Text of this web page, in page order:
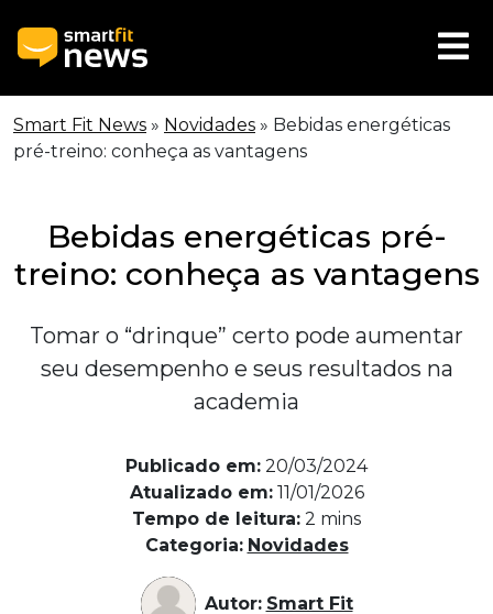
Smart Fit News » Novidades » Bebidas energéticas
pré-treino: conheça as vantagens
Bebidas energéticas pré-
treino: conheça as vantagens
Tomar o “drinque” certo pode aumentar
seu desempenho e seus resultados na
academia
Publicado em: 20/03/2024
Atualizado em: 11/01/2026
Tempo de leitura: 2 mins
Categoria: Novidades
Autor: Smart Fit